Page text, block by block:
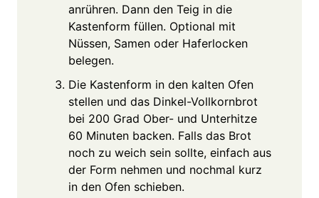
anrühren. Dann den Teig in die
Kastenform füllen. Optional mit
Nüssen, Samen oder Haferlocken
belegen.
Die Kastenform in den kalten Ofen
stellen und das Dinkel-Vollkornbrot
bei 200 Grad Ober- und Unterhitze
60 Minuten backen. Falls das Brot
noch zu weich sein sollte, einfach aus
der Form nehmen und nochmal kurz
in den Ofen schieben.